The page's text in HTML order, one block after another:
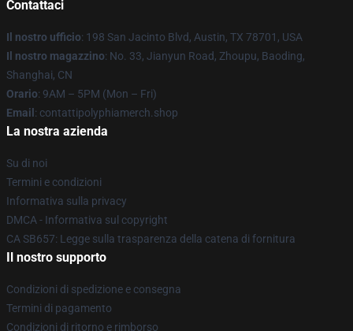
Contattaci
Il nostro ufficio: 198 San Jacinto Blvd, Austin, TX 78701, USA
Il nostro magazzino: No. 33, Jianyun Road, Zhoupu, Baoding,
Shanghai, CN
Orario: 9AM – 5PM (Mon – Fri)
Email : contattipolyphiamerch.shop
La nostra azienda
Su di noi
Termini e condizioni
Informativa sulla privacy
DMCA - Informativa sul copyright
CA SB657: Legge sulla trasparenza della catena di fornitura
Il nostro supporto
Condizioni di spedizione e consegna
Termini di pagamento
Condizioni di ritorno e rimborso